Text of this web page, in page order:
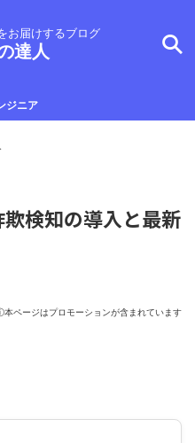
お届けするブログ
達人
ジニア
検知の導入と最新
ページはプロモーションが含まれています